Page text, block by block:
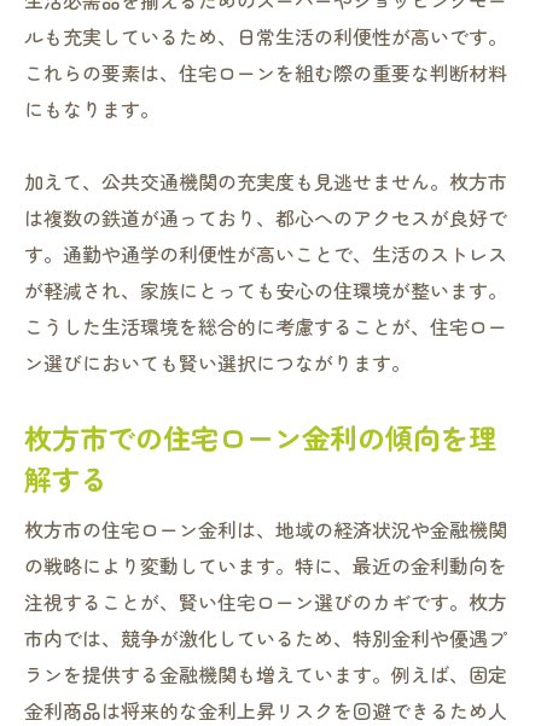
び
枚方市での生活を豊かにするためのローン
戦略
略
資産形成に寄与するローン選びの基本
枚方市での資産形成を進める住宅ローンプ
ラン
住宅ローンを活用した資産拡大のヒント
方法
長期的視野で考える資産形成とローン選び
豊かな暮らしを実現するための枚方市住宅ロー
ンの秘訣
生活の質を向上させるローン選びの秘訣
家族の未来を見据えたローン計画
ルも充実しているため、日常生活の利便性が高いです。
これらの要素は、住宅ローンを組む際の重要な判断材料
にもなります。
加えて、公共交通機関の充実度も見逃せません。枚方市
は複数の鉄道が通っており、都心へのアクセスが良好で
す。通勤や通学の利便性が高いことで、生活のストレス
が軽減され、家族にとっても安心の住環境が整います。
こうした生活環境を総合的に考慮することが、住宅ロー
ン選びにおいても賢い選択につながります。
枚方市での住宅ローン金利の傾向を理
解する
枚方市の住宅ローン金利は、地域の経済状況や金融機関
の戦略により変動しています。特に、最近の金利動向を
注視することが、賢い住宅ローン選びのカギです。枚方
市内では、競争が激化しているため、特別金利や優遇プ
ランを提供する金融機関も増えています。例えば、固定
金利商品は将来的な金利上昇リスクを回避できるため人